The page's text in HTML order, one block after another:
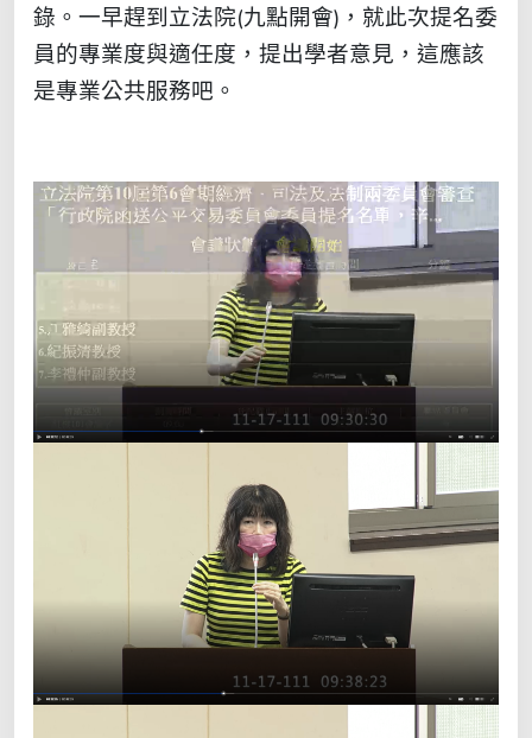
錄。一早趕到立法院(九點開會)，就此次提名委
員的專業度與適任度，提出學者意見，這應該
是專業公共服務吧。